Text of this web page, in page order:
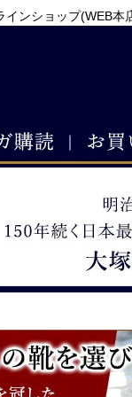
インショップ(WEB本